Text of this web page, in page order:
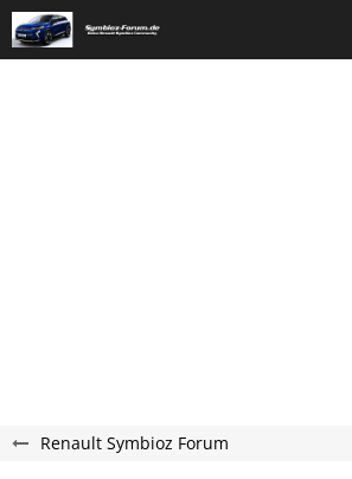
Renault Symbioz Forum